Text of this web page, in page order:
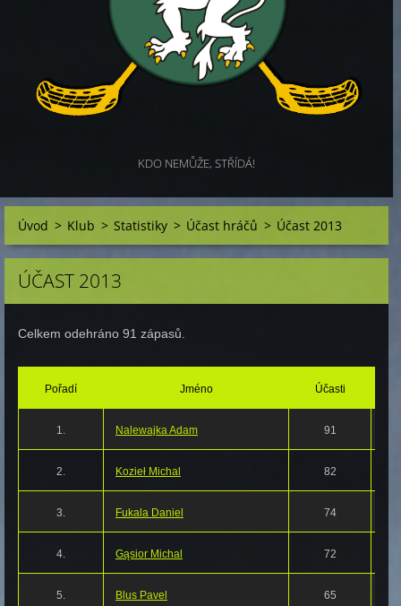
KDO NEMŮŽE, STŘÍDÁ!
Úvod > Klub > Statistiky > Účast hráčů > Účast 2013
ÚČAST 2013
Celkem odehráno 91 zápasů.
Pořadí Jméno Účasti
1. Nalewajka Adam 91
2. Kozieł Michal 82
3. Fukala Daniel 74
4. Gąsior Michal 72
5. Blus Pavel 65